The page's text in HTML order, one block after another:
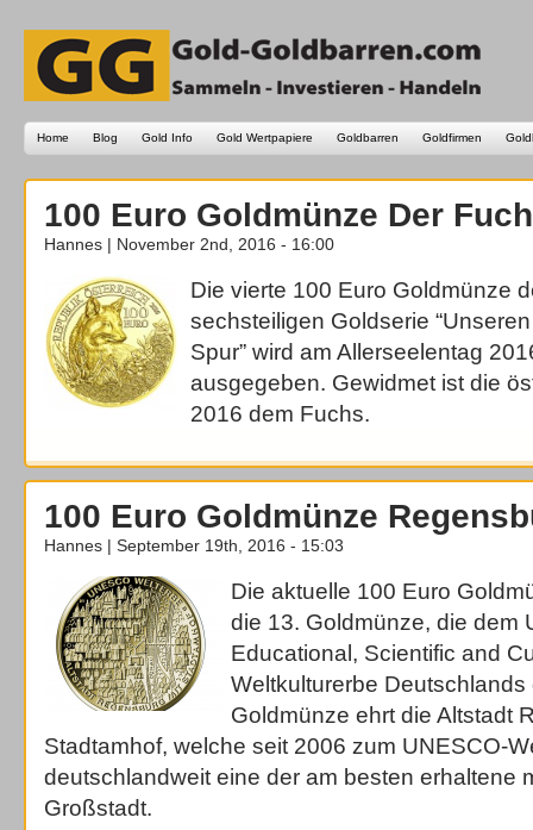
Home Blog Gold Info Gold Wertpapiere Goldbarren Goldfirmen
100 Euro Goldmünze Der
Hannes | November 2nd, 2016 - 16:00
Die vierte 100 Euro Goldmünze
sechsteiligen Goldserie
Spur” wird am Allerseelentag
ausgegeben. Gewidmet ist die
2016 dem Fuchs.
100 Euro Goldmünze
Hannes | September 19th, 2016 - 15:03
Die aktuelle 100 Euro
die 13. Goldmünze, die dem
Educational, Scientific and
Weltkulturerbe Deutschlands
Goldmünze ehrt die Altstadt
Stadtamhof, welche seit 2006 zum UNESCO-
deutschlandweit eine der am besten erhaltene
Großstadt.